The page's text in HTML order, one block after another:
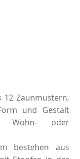
12 Zaunmustern,
und Gestalt
Wohn- oder
bestehen aus